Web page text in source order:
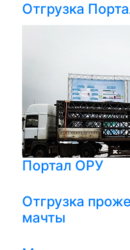
Отгрузка
Портал ОРУ
Отгрузка
мачты